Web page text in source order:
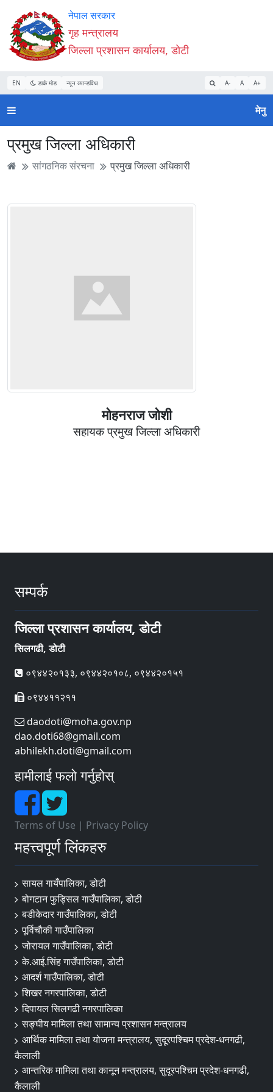
Accessibility
Mode
सुरु
गर्नुहोस्
सामाग्री
पढ्नुहाेस्
नेभिगेसन
पढ्नुहाेस्
वेबसाइट
खोजमा
जानुहोस्
नेपाल सरकार
गृह मन्त्रालय
जिल्ला प्रशासन कार्यालय, डोटी
EN डार्क मोड न्यून व्यान्डविथ A- A A+
मेनु
प्रमुख जिल्ला अधिकारी
सांगठनिक संरचना प्रमुख जिल्ला अधिकारी
माेहनराज जाेशी
सहायक प्रमुख जिल्ला अधिकारी
सम्पर्क
जिल्ला प्रशासन कार्यालय, डोटी
सिलगढी, डोटी
०९४४२०१३३, ०९४४२०१०८, ०९४४२०१५१
०९४४११२११
daodoti@moha.gov.np
dao.doti68@gmail.com
abhilekh.doti@gmail.com
हामीलाई फलो गर्नुहोस्
Terms of Use | Privacy Policy
महत्त्वपूर्ण लिंकहरु
सायल गायँपालिका, डोटी
बोगटान फुड्सिल गाउँपालिका, डोटी
बडीकेदार गाउँपालिका, डोटी
पूर्विचौकी गाउँपालिका
जोरायल गाउँपालिका, डोटी
के.आई.सिंह गाउँपालिका, डोटी
आदर्श गाउँपालिका, डोटी
शिखर नगरपालिका, डोटी
दिपायल सिलगढी नगरपालिका
सङ्‍घीय मामिला तथा सामान्य प्रशासन मन्त्रालय
आर्थिक मामिला तथा योजना मन्त्रालय, सुदूरपश्चिम प्रदेश-धनगढी,
कैलाली
आन्तरिक मामिला तथा कानून मन्त्रालय, सुदूरपश्चिम प्रदेश-धनगढी,
कैलाली